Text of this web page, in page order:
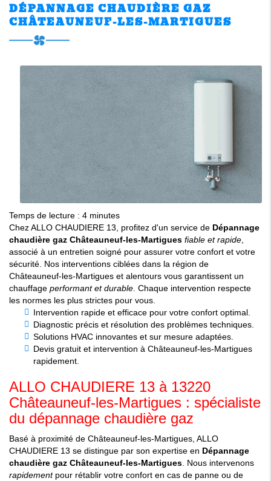
DÉPANNAGE CHAUDIÈRE GAZ
CHÂTEAUNEUF-LES-MARTIGUES
Temps de lecture : 4 minutes
Chez ALLO CHAUDIERE 13, profitez d'un service de Dépannage
chaudière gaz Châteauneuf-les-Martigues fiable et rapide
associé à un entretien soigné pour assurer votre confort et votre
sécurité. Nos interventions ciblées dans la région de
Châteauneuf-les-Martigues et alentours vous garantissent un
chauffage performant et durable . Chaque intervention respecte
les normes les plus strictes pour vous.
Intervention rapide et efficace pour votre confort optimal.
Diagnostic précis et résolution des problèmes techniques.
Solutions HVAC innovantes et sur mesure adaptées.
Devis gratuit et intervention à Châteauneuf-les-Martigues
rapidement.
ALLO CHAUDIERE 13 à 13220
Châteauneuf-les-Martigues : spécialiste
du dépannage chaudière gaz
Basé à proximité de Châteauneuf-les-Martigues, ALLO
CHAUDIERE 13 se distingue par son expertise en Dépannage
chaudière gaz Châteauneuf-les-Martigues . Nous intervenons
rapidementpour rétablir votre confort en cas de panne ou de